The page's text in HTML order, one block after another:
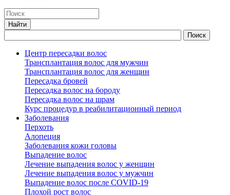
Центр пересадки волос
Трансплантация волос для мужчин
Трансплантация волос для женщин
Пересадка бровей
Пересадка волос на бороду
Пересадка волос на шрам
Курс процедур в реабилитационный период
Заболевания
Перхоть
Алопеция
Заболевания кожи головы
Выпадение волос
Лечение выпадения волос у женщин
Лечение выпадения волос у мужчин
Выпадение волос после COVID-19
Плохой рост волос